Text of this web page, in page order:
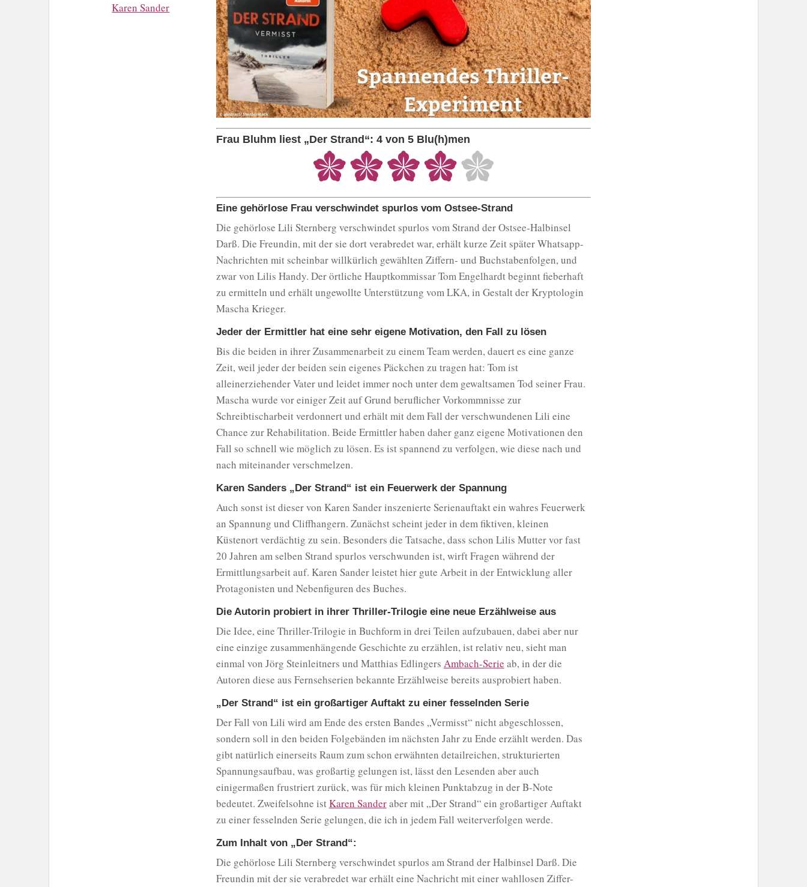
Karen Sander
Frau Bluhm liest „Der Strand“: 4 von 5 Blu(h)men
Eine gehörlose Frau verschwindet spurlos vom Ostsee-Strand
Die gehörlose Lili Sternberg verschwindet spurlos vom Strand der Ostsee-Halbinsel
Darß. Die Freundin, mit der sie dort verabredet war, erhält kurze Zeit später Whatsapp-
Nachrichten mit scheinbar willkürlich gewählten Ziffern- und Buchstabenfolgen, und
zwar von Lilis Handy. Der örtliche Hauptkommissar Tom Engelhardt beginnt fieberhaft
zu ermitteln und erhält ungewollte Unterstützung vom LKA, in Gestalt der Kryptologin
Mascha Krieger.
Jeder der Ermittler hat eine sehr eigene Motivation, den Fall zu lösen
Bis die beiden in ihrer Zusammenarbeit zu einem Team werden, dauert es eine ganze
Zeit, weil jeder der beiden sein eigenes Päckchen zu tragen hat: Tom ist
alleinerziehender Vater und leidet immer noch unter dem gewaltsamen Tod seiner Frau.
Mascha wurde vor einiger Zeit auf Grund beruflicher Vorkommnisse zur
Schreibtischarbeit verdonnert und erhält mit dem Fall der verschwundenen Lili eine
Chance zur Rehabilitation. Beide Ermittler haben daher ganz eigene Motivationen den
Fall so schnell wie möglich zu lösen. Es ist spannend zu verfolgen, wie diese nach und
nach miteinander verschmelzen.
Karen Sanders „Der Strand“ ist ein Feuerwerk der Spannung
Auch sonst ist dieser von Karen Sander inszenierte Serienauftakt ein wahres Feuerwerk
an Spannung und Cliffhangern. Zunächst scheint jeder in dem fiktiven, kleinen
Küstenort verdächtig zu sein. Besonders die Tatsache, dass schon Lilis Mutter vor fast
20 Jahren am selben Strand spurlos verschwunden ist, wirft Fragen während der
Ermittlungsarbeit auf. Karen Sander leistet hier gute Arbeit in der Entwicklung aller
Protagonisten und Nebenfiguren des Buches.
Die Autorin probiert in ihrer Thriller-Trilogie eine neue Erzählweise aus
Die Idee, eine Thriller-Trilogie in Buchform in drei Teilen aufzubauen, dabei aber nur
eine einzige zusammenhängende Geschichte zu erzählen, ist relativ neu, sieht man
einmal von Jörg Steinleitners und Matthias Edlingers Ambach-Serie ab, in der die
Autoren diese aus Fernsehserien bekannte Erzählweise bereits ausprobiert haben.
„Der Strand“ ist ein großartiger Auftakt zu einer fesselnden Serie
Der Fall von Lili wird am Ende des ersten Bandes „Vermisst“ nicht abgeschlossen,
sondern soll in den beiden Folgebänden im nächsten Jahr zu Ende erzählt werden. Das
gibt natürlich einerseits Raum zum schon erwähnten detailreichen, strukturierten
Spannungsaufbau, was großartig gelungen ist, lässt den Lesenden aber auch
einigermaßen frustriert zurück, was für mich kleinen Punktabzug in der B-Note
bedeutet. Zweifelsohne istKaren Sanderaber mit „Der Strand“ ein großartiger Auftakt
zu einer fesselnden Serie gelungen, die ich in jedem Fall weiterverfolgen werde.
Zum Inhalt von „Der Strand“:
Die gehörlose Lili Sternberg verschwindet spurlos am Strand der Halbinsel Darß. Die
Freundin mit der sie verabredet war erhält eine Nachricht mit einer wahllosen Ziffer-